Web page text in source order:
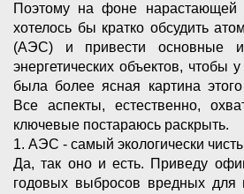
Поэтому на фоне нарастающей
хотелось бы кратко обсудить
(АЭС) и привести основные
энергетических объектов, чтобы
была более ясная картина этого
Все аспекты, естественно,
ключевые постараюсь раскрыть.
1. АЭС - самый экологически
Да, так оно и есть. Приведу
годовых выбросов вредных для